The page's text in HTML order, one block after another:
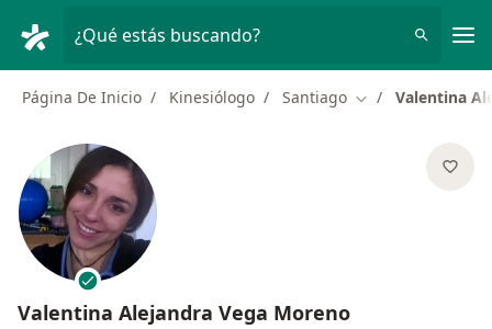
¿Qué estás buscando?
Página De Inicio Kinesiólogo Santiago Cambiar de
Valentina
Valentina Alejandra Vega Moreno